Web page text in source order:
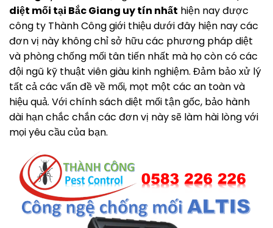
diệt mối tại Bắc Giang uy tín nhất hiện nay được
công ty Thành Công giới thiệu dưới đây hiện nay các
đơn vị này không chỉ sở hữu các phương pháp diệt
và phòng chống mối tân tiến nhất mà họ còn có các
đội ngũ kỹ thuật viên giàu kinh nghiệm. Đảm bảo xử lý
tất cả các vấn đề về mối, mọt một các an toàn và
hiệu quả. Với chính sách diệt mối tận gốc, bảo hành
dài hạn chắc chắn các đơn vị này sẽ làm hài lòng với
mọi yêu cầu của bạn.